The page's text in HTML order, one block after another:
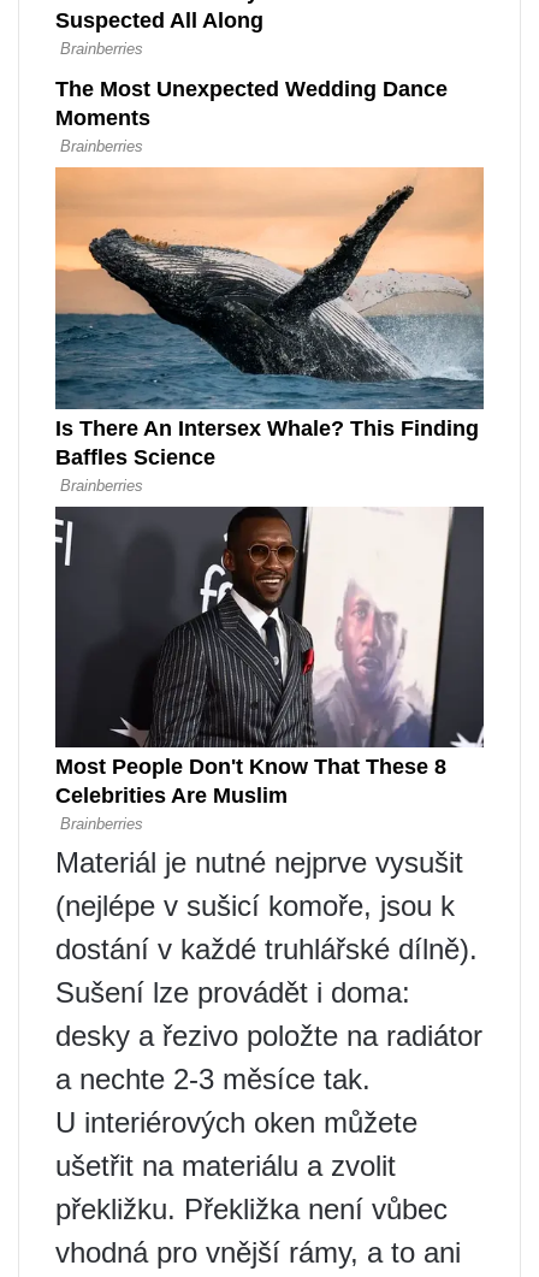
Materiál je nutné nejprve vysušit
(nejlépe v sušicí komoře, jsou k
dostání v každé truhlářské dílně).
Sušení lze provádět i doma:
desky a řezivo položte na radiátor
a nechte 2-3 měsíce tak.
U interiérových oken můžete
ušetřit na materiálu a zvolit
překližku. Překližka není vůbec
vhodná pro vnější rámy, a to ani